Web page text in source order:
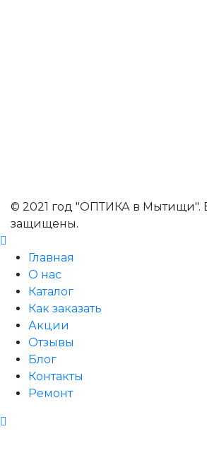
© 2021 год "ОПТИКА в Мытищи".
защищены.
Главная
О нас
Каталог
Как заказать
Акции
Отзывы
Блог
Контакты
Ремонт